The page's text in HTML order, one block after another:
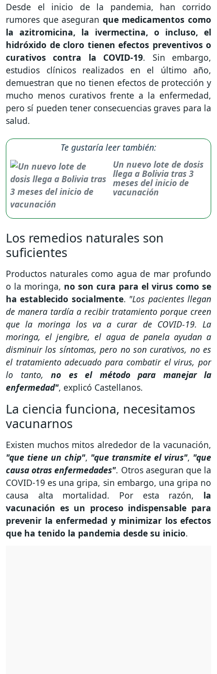
Desde el inicio de la pandemia, han corrido
rumores que aseguran que medicamentos como
la azitromicina, la ivermectina, o incluso, el
hidróxido de cloro tienen efectos preventivos o
curativos contra la COVID-19. Sin embargo,
estudios clínicos realizados en el último año,
demuestran que no tienen efectos de protección y
mucho menos curativos frente a la enfermedad,
pero sí pueden tener consecuencias graves para la
salud.
Te gustaría leer también:
Un nuevo lote de dosis
llega a Bolivia tras 3
meses del inicio de
vacunación
Los remedios naturales son
suficientes
Productos naturales como agua de mar profundo
o la moringa, no son cura para el virus como se
ha establecido socialmente. "Los pacientes llegan
de manera tardía a recibir tratamiento porque creen
que la moringa los va a curar de COVID-19. La
moringa, el jengibre, el agua de panela ayudan a
disminuir los síntomas, pero no son curativos, no es
el tratamiento adecuado para combatir el virus, por
lo tanto, no es el método para manejar la
enfermedad", explicó Castellanos.
La ciencia funciona, necesitamos
vacunarnos
Existen muchos mitos alrededor de la vacunación,
"que tiene un chip", "que transmite el virus", "que
causa otras enfermedades". Otros aseguran que la
COVID-19 es una gripa, sin embargo, una gripa no
causa alta mortalidad. Por esta razón, la
vacunación es un proceso indispensable para
prevenir la enfermedad y minimizar los efectos
que ha tenido la pandemia desde su inicio.